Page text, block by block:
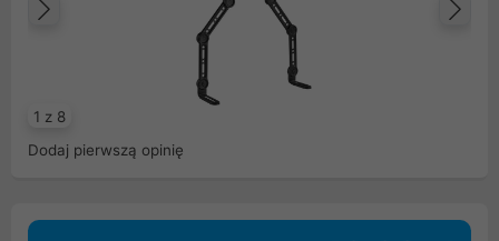
1 z 8
Poprzedni
Dodaj pierwszą opinię